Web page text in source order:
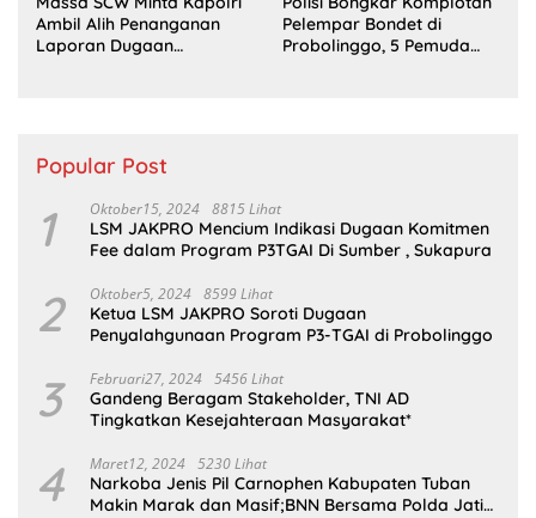
Ambil Alih Penanganan
Laporan Dugaan
Pelempar Bondet di
Probolinggo, 5 Pemuda
Popular Post
1 Oktober15, 2024 8815 Lihat
LSM JAKPRO Mencium Indikasi Dugaan Komitmen
Fee dalam Program P3TGAI Di Sumber , Sukapura
2 Oktober5, 2024 8599 Lihat
Ketua LSM JAKPRO Soroti Dugaan
Penyalahgunaan Program P3-TGAI di Probolinggo
3 Februari27, 2024 5456 Lihat
Gandeng Beragam Stakeholder, TNI AD
Tingkatkan Kesejahteraan Masyarakat*
4 Maret12, 2024 5230 Lihat
Narkoba Jenis Pil Carnophen Kabupaten Tuban
Makin Marak dan Masif;BNN Bersama Polda Jatim